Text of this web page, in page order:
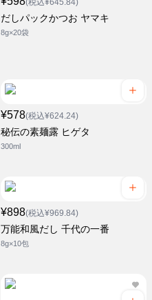
(税込¥645.84)
だしパックかつお ヤマキ
8g×20袋
¥578(税込¥624.24)
秘伝の素麺露 ヒゲタ
300ml
¥898(税込¥969.84)
万能和風だし 千代の一番
8g×10包